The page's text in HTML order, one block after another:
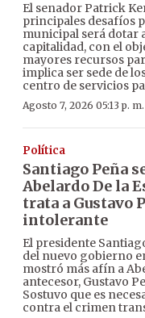
El senador Patrick
principales desafíos
municipal será dotar
capitalidad, con el
mayores recursos
implica ser sede de
centro de servicios
Agosto 7, 2026 05:13 p. m.
Política
Santiago Peña
Abelardo De la
trata a Gustavo
intolerante
El presidente
del nuevo gobierno
mostró más afín a
antecesor, Gustavo
Sostuvo que es
contra el crimen